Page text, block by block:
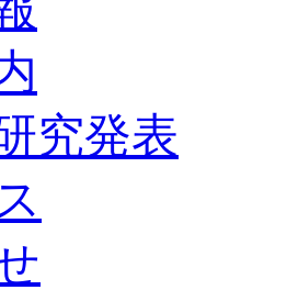
究発表